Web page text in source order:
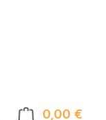
0,00 €